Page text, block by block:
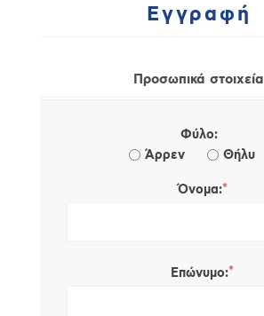
Εγγραφή
Προσωπικά στοιχεία
Φύλο:
Άρρεν
Θήλυ
Όνομα:*
Επώνυμο:*